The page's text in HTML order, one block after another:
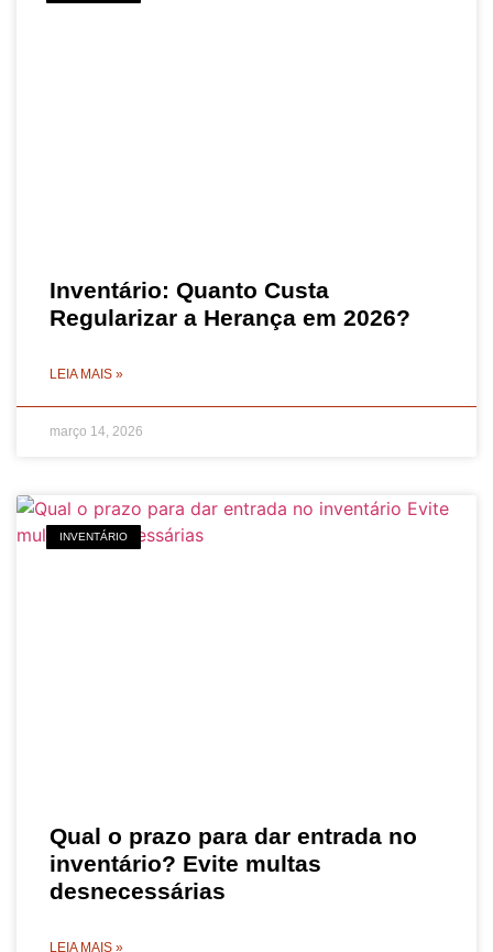
Inventário: Quanto Custa
Regularizar a Herança em 2026?
LEIA MAIS »
março 14, 2026
INVENTÁRIO
Qual o prazo para dar entrada no
inventário? Evite multas
desnecessárias
LEIA MAIS »